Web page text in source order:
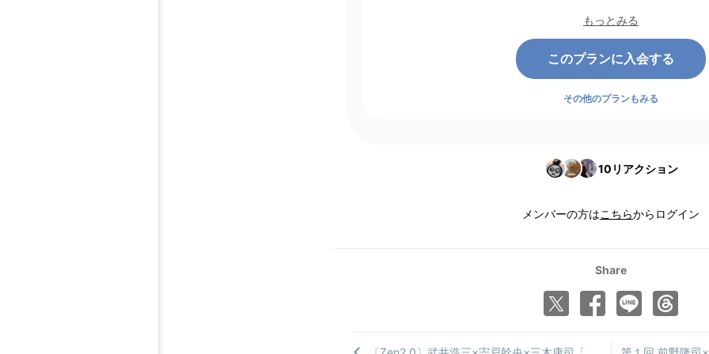
もっとみる
このプランに入会する
その他のプランもみる
10 リアクション
メンバーの方はこちらからログイン
Share